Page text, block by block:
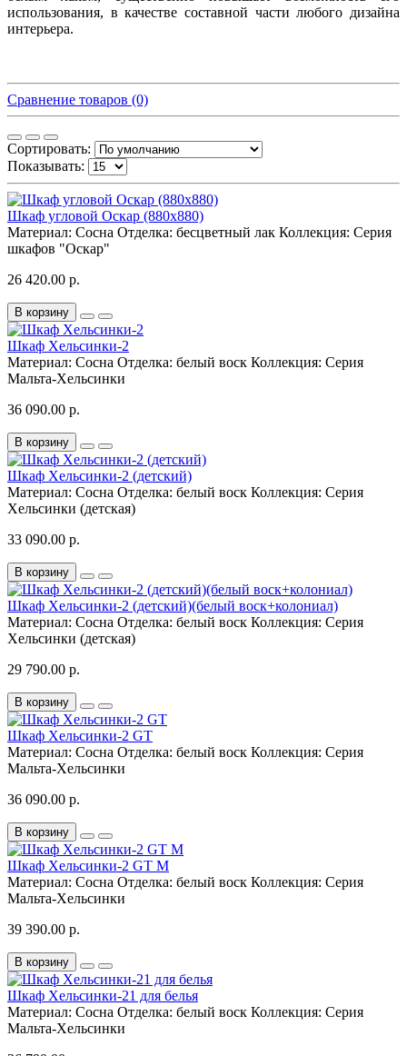
использования, в качестве составной части любого дизайна
интерьера.
Сравнение товаров (0)
Сортировать:
Показывать:
Шкаф угловой Оскар (880х880)
Материал: Сосна Отделка: бесцветный лак Коллекция: Серия
шкафов "Оскар"
26 420.00 р.
В корзину
Шкаф Хельсинки-2
Материал: Сосна Отделка: белый воск Коллекция: Серия
Мальта-Хельсинки
36 090.00 р.
В корзину
Шкаф Хельсинки-2 (детский)
Материал: Сосна Отделка: белый воск Коллекция: Серия
Хельсинки (детская)
33 090.00 р.
В корзину
Шкаф Хельсинки-2 (детский)(белый воск+колониал)
Материал: Сосна Отделка: белый воск Коллекция: Серия
Хельсинки (детская)
29 790.00 р.
В корзину
Шкаф Хельсинки-2 GT
Материал: Сосна Отделка: белый воск Коллекция: Серия
Мальта-Хельсинки
36 090.00 р.
В корзину
Шкаф Хельсинки-2 GT M
Материал: Сосна Отделка: белый воск Коллекция: Серия
Мальта-Хельсинки
39 390.00 р.
В корзину
Шкаф Хельсинки-21 для белья
Материал: Сосна Отделка: белый воск Коллекция: Серия
Мальта-Хельсинки